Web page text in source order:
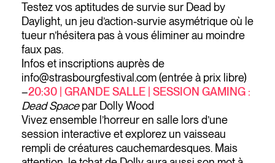
Testez vos aptitudes de survie sur Dead by
Daylight, un jeu d’action-survie asymétrique où le
tueur n’hésitera pas à vous éliminer au moindre
faux pas.
Infos et inscriptions auprès de
info@strasbourgfestival.com (entrée à prix libre)
–20:30 | GRANDE SALLE | SESSION GAMING :
Dead Spacepar Dolly Wood
Vivez ensemble l’horreur en salle lors d’une
session interactive et explorez un vaisseau
rempli de créatures cauchemardesques. Mais